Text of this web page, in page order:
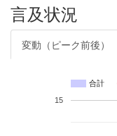
言及状況
変動（ピーク前後）
合計
15